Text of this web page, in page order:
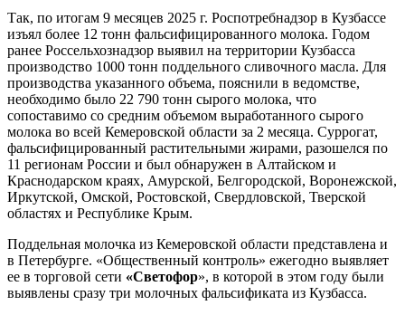
Так, по итогам 9 месяцев 2025 г. Роспотребнадзор в Кузбассе
изъял более 12 тонн фальсифицированного молока. Годом
ранее Россельхознадзор выявил на территории Кузбасса
производство 1000 тонн поддельного сливочного масла. Для
производства указанного объема, пояснили в ведомстве,
необходимо было 22 790 тонн сырого молока, что
сопоставимо со средним объемом выработанного сырого
молока во всей Кемеровской области за 2 месяца. Суррогат,
фальсифицированный растительными жирами, разошелся по
11 регионам России и был обнаружен в Алтайском и
Краснодарском краях, Амурской, Белгородской, Воронежской,
Иркутской, Омской, Ростовской, Свердловской, Тверской
областях и Республике Крым.
Поддельная молочка из Кемеровской области представлена и
в Петербурге. «Общественный контроль» ежегодно выявляет
ее в торговой сети «Светофор», в которой в этом году были
выявлены сразу три молочных фальсификата из Кузбасса.